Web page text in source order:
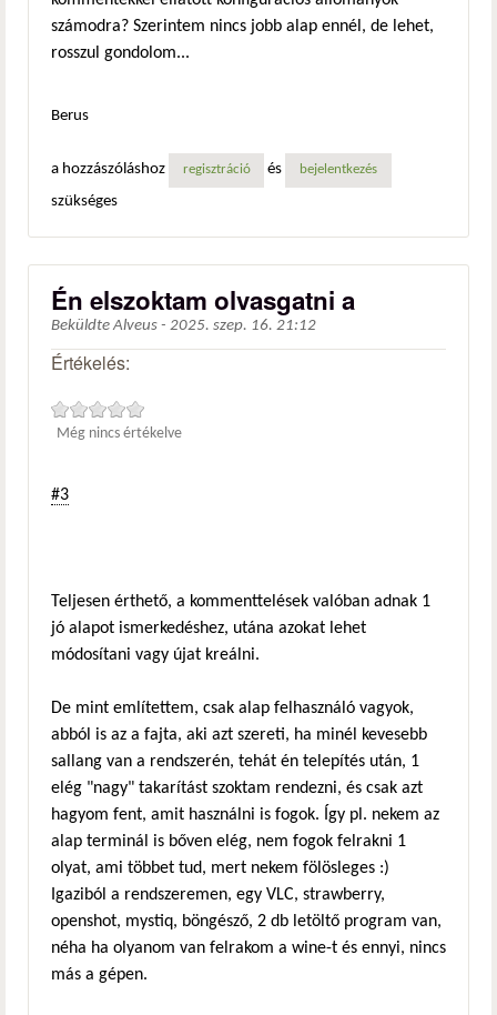
számodra? Szerintem nincs jobb alap ennél, de lehet,
rosszul gondolom...
Berus
a hozzászóláshoz regisztráció és bejelentkezés
szükséges
Én elszoktam olvasgatni a
BeküldteAlveus - 2025. szep. 16. 21:12
Értékelés:
Még nincs értékelve
#3
Teljesen érthető, a kommenttelések valóban adnak 1
jó alapot ismerkedéshez, utána azokat lehet
módosítani vagy újat kreálni.
De mint említettem, csak alap felhasználó vagyok,
abból is az a fajta, aki azt szereti, ha minél kevesebb
sallang van a rendszerén, tehát én telepítés után, 1
elég "nagy" takarítást szoktam rendezni, és csak azt
hagyom fent, amit használni is fogok. Így pl. nekem az
alap terminál is bőven elég, nem fogok felrakni 1
olyat, ami többet tud, mert nekem fölösleges :)
Igaziból a rendszeremen, egy VLC, strawberry,
openshot, mystiq, böngésző, 2 db letöltő program van,
néha ha olyanom van felrakom a wine-t és ennyi, nincs
más a gépen.